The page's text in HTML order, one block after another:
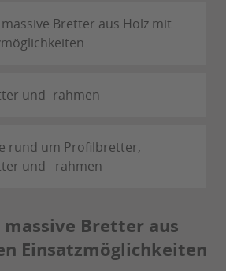
Bretter aus Holz mit
und -rahmen
rund um Profilbretter,
und –rahmen
Bretter aus
Einsatzmöglichkeiten